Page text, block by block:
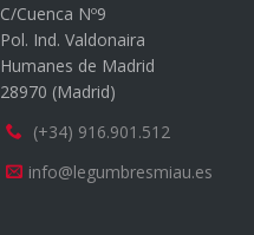
C/Cuenca Nº9
Pol. Ind. Valdonaira
Humanes de Madrid
28970 (Madrid)
(+34) 916.901.512
info@legumbresmiau.es